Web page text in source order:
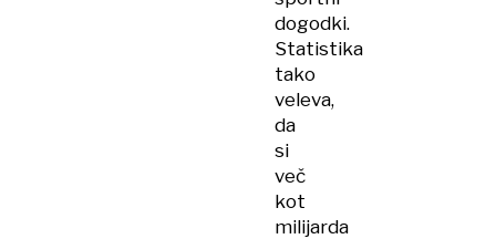
dogodki.
Statistika
tako
veleva,
da
si
več
kot
milijarda